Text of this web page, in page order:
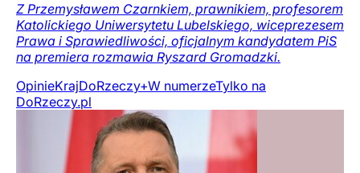
Z Przemysławem Czarnkiem, prawnikiem, profesorem
Katolickiego Uniwersytetu Lubelskiego, wiceprezesem
Prawa i Sprawiedliwości, oficjalnym kandydatem PiS
na premiera rozmawia Ryszard Gromadzki.
OpinieKrajDoRzeczy+W numerzeTylko na
DoRzeczy.pl